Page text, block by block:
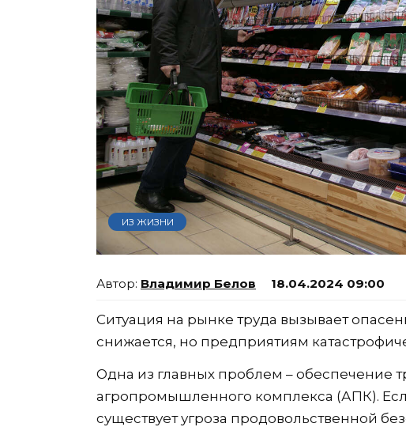
ИЗ ЖИЗНИ
Владимир Белов 18.04.2024 09:00
Ситуация на рынке труда вызывает
снижается, но предприятиям
Одна из главных проблем – обеспечение
агропромышленного комплекса (АПК).
существует угроза продовольственной